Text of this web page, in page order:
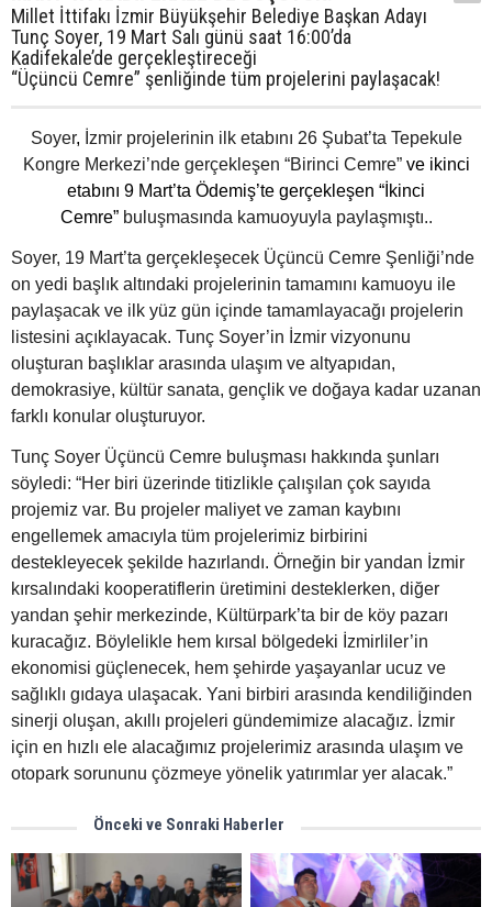
Millet İttifakı İzmir Büyükşehir Belediye Başkan Adayı
Tunç Soyer, 19 Mart Salı günü saat 16:00’da
Kadifekale’de gerçekleştireceği
“Üçüncü Cemre” şenliğinde tüm projelerini paylaşacak!
Soyer, İzmir projelerinin ilk etabını 26 Şubat’ta Tepekule
Kongre Merkezi’nde gerçekleşen “Birinci Cemre” ve ikinci
etabını 9 Mart’ta Ödemiş’te gerçekleşen “İkinci
Cemre” buluşmasında kamuoyuyla paylaşmıştı..
Soyer, 19 Mart’ta gerçekleşecek Üçüncü Cemre Şenliği’nde
on yedi başlık altındaki projelerinin tamamını kamuoyu ile
paylaşacak ve ilk yüz gün içinde tamamlayacağı projelerin
listesini açıklayacak. Tunç Soyer’in İzmir vizyonunu
oluşturan başlıklar arasında ulaşım ve altyapıdan,
demokrasiye, kültür sanata, gençlik ve doğaya kadar uzanan
farklı konular oluşturuyor.
Tunç Soyer Üçüncü Cemre buluşması hakkında şunları
söyledi: “Her biri üzerinde titizlikle çalışılan çok sayıda
projemiz var. Bu projeler maliyet ve zaman kaybını
engellemek amacıyla tüm projelerimiz birbirini
destekleyecek şekilde hazırlandı. Örneğin bir yandan İzmir
kırsalındaki kooperatiflerin üretimini desteklerken, diğer
yandan şehir merkezinde, Kültürpark’ta bir de köy pazarı
kuracağız. Böylelikle hem kırsal bölgedeki İzmirliler’in
ekonomisi güçlenecek, hem şehirde yaşayanlar ucuz ve
sağlıklı gıdaya ulaşacak. Yani birbiri arasında kendiliğinden
sinerji oluşan, akıllı projeleri gündemimize alacağız. İzmir
için en hızlı ele alacağımız projelerimiz arasında ulaşım ve
otopark sorununu çözmeye yönelik yatırımlar yer alacak.”
Önceki ve Sonraki Haberler